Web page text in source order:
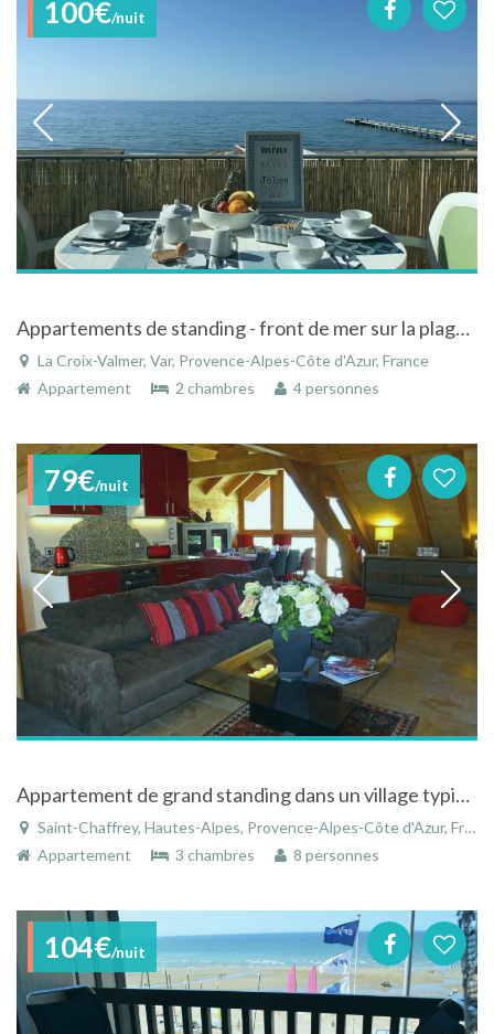
100€/nuit
Appartements de standing - front de mer sur la plage - vue mer panoramique 180°
La Croix-Valmer, Var, Provence-Alpes-Côte d'Azur, France
Appartement
2 chambres 4 personnes
79€/nuit
Appartement de grand standing dans un village typiquement montagnard à Serre Chevalier
Saint-Chaffrey, Hautes-Alpes, Provence-Alpes-Côte d'Azur, France
Appartement
3 chambres 8 personnes
104€/nuit